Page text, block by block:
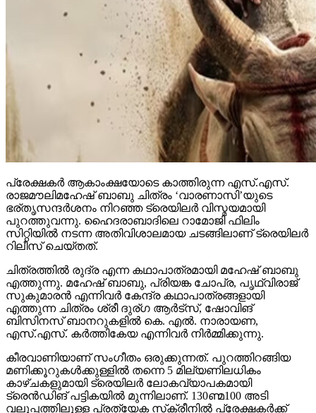
പ്രേക്ഷകര്‍ ആകാംക്ഷയോടെ കാത്തിരുന്ന എസ്.എസ്.
രാജമൗലിമഹേഷ് ബാബു ചിത്രം ‘വാരണാസി’യുടെ
ഭര്തൃസന്ദര്‍ശനം നിറഞ്ഞ ട്രെയിലര്‍ വിസ്മയമായി
പുറത്തുവന്നു. ഹൈദരാബാദിലെ റാമോജി ഫിലിം
സിറ്റിയില്‍ നടന്ന അതിവിശാലമായ ചടങ്ങിലാണ് ട്രെയിലര്‍
റിലീസ് ചെയ്തത്.
ചിത്രത്തില്‍ രുദ്ര എന്ന കഥാപാത്രമായി മഹേഷ് ബാബു
എത്തുന്നു. മഹേഷ് ബാബു, പ്രിയങ്ക ചോപ്ര, പൃഥ്വിരാജ്
സുകുമാരന്‍ എന്നിവര്‍ കേന്ദ്ര കഥാപാത്രങ്ങളായി
എത്തുന്ന ചിത്രം ശ്രീ ദുര്ഗ ആര്‍ട്‌സ്, ഷോവിങ്
ബിസിനസ് ബാനറുകളില്‍ കെ. എല്‍. നാരായണ,
എസ്.എസ്. കര്‍ത്തികേയ എന്നിവര്‍ നിര്‍മ്മിക്കുന്നു.
കീരവാണിയാണ് സംഗീതം ഒരുക്കുന്നത്. പുറത്തിറങ്ങിയ
മണിക്കൂറുകള്‍ക്കുള്ളില്‍ തന്നെ 5 മില്യണിലധികം
കാഴ്ചകളുമായി ട്രെയിലര്‍ ലോകവ്യാപകമായി
ട്രെന്‍ഡിങ് പട്ടികയില്‍ മുന്നിലാണ്. 130ണ്മ100 അടി
വലുപ്പത്തിലുള്ള പ്രത്യേക സ്‌ക്രീനില്‍ പ്രേക്ഷകര്‍ക്ക്
മുന്നില്‍ ട്രെയിലര്‍ പ്രദര്‍ശിപ്പിച്ചു.